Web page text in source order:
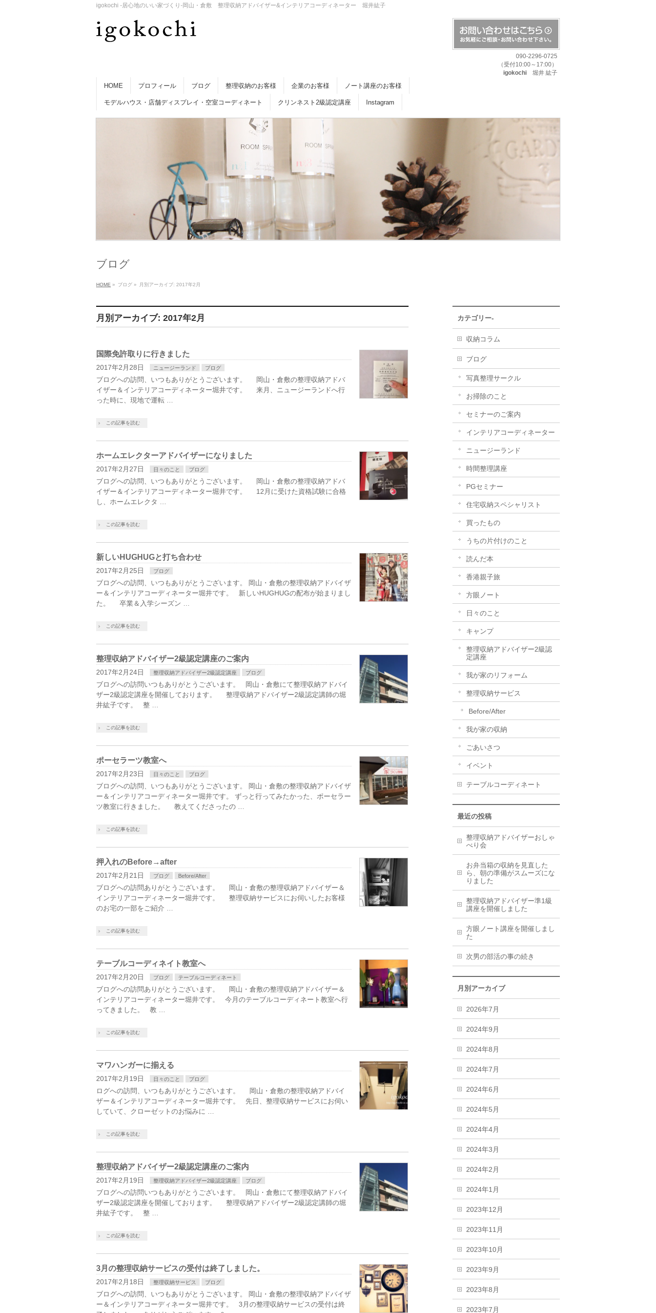
igokochi -居心地のいい家づくり-岡山・倉敷 整理収納アドバイザー&インテリアコーディネーター 堀井紘子
090-2296-0725
（受付10:00～17:00）
igokochi 堀井 紘子
HOME プロフィール ブログ 整理収納のお客様 企業のお客様 ノート講座のお客様
モデルハウス・店舗ディスプレイ・空室コーディネート クリンネスト2級認定講座 Instagram
ブログ
HOME » ブログ » 月別アーカイブ: 2017年2月
月別アーカイブ: 2017年2月
国際免許取りに行きました
2017年2月28日 ニュージーランド ブログ
ブログへの訪問、いつもありがとうございます。 岡山・倉敷の整理収納アドバ
イザー＆インテリアコーディネーター堀井です。 来月、ニュージーランドへ行
った時に、現地で運転 …
この記事を読む
ホームエレクターアドバイザーになりました
2017年2月27日 日々のこと ブログ
ブログへの訪問、いつもありがとうございます。 岡山・倉敷の整理収納アドバ
イザー＆インテリアコーディネーター堀井です。 12月に受けた資格試験に合格
し、ホームエレクタ …
この記事を読む
新しいHUGHUGと打ち合わせ
2017年2月25日 ブログ
ブログへの訪問、いつもありがとうございます。 岡山・倉敷の整理収納アドバイザ
ー＆インテリアコーディネーター堀井です。 新しいHUGHUGの配布が始まりまし
た。 卒業＆入学シーズン …
この記事を読む
整理収納アドバイザー2級認定講座のご案内
2017年2月24日 整理収納アドバイザー2級認定講座 ブログ
ブログへの訪問いつもありがとうございます。 岡山・倉敷にて整理収納アドバイ
ザー2級認定講座を開催しております。 整理収納アドバイザー2級認定講師の堀
井紘子です。 整 …
この記事を読む
ポーセラーツ教室へ
2017年2月23日 日々のこと ブログ
ブログへの訪問、いつもありがとうございます。 岡山・倉敷の整理収納アドバイザ
ー＆インテリアコーディネーター堀井です。 ずっと行ってみたかった、ポーセラー
ツ教室に行きました。 教えてくださったの …
この記事を読む
押入れのBefore→after
2017年2月21日 ブログ Before/After
ブログへの訪問ありがとうございます。 岡山・倉敷の整理収納アドバイザー＆
インテリアコーディネーター堀井です。 整理収納サービスにお伺いしたお客様
のお宅の一部をご紹介 …
この記事を読む
テーブルコーディネイト教室へ
2017年2月20日 ブログ テーブルコーディネート
ブログへの訪問ありがとうございます。 岡山・倉敷の整理収納アドバイザー＆
インテリアコーディネーター堀井です。 今月のテーブルコーディネート教室へ行
ってきました。 教 …
この記事を読む
マワハンガーに揃える
2017年2月19日 日々のこと ブログ
ログへの訪問、いつもありがとうございます。 岡山・倉敷の整理収納アドバイ
ザー＆インテリアコーディネーター堀井です。 先日、整理収納サービスにお伺い
していて、クローゼットのお悩みに …
この記事を読む
整理収納アドバイザー2級認定講座のご案内
2017年2月19日 整理収納アドバイザー2級認定講座 ブログ
ブログへの訪問いつもありがとうございます。 岡山・倉敷にて整理収納アドバイ
ザー2級認定講座を開催しております。 整理収納アドバイザー2級認定講師の堀
井紘子です。 整 …
この記事を読む
3月の整理収納サービスの受付は終了しました。
2017年2月18日 整理収納サービス ブログ
ブログへの訪問、いつもありがとうございます。 岡山・倉敷の整理収納アドバイザ
ー＆インテリアコーディネーター堀井です。 3月の整理収納サービスの受付は終
カテゴリー-
収納コラム
ブログ
写真整理サークル
お掃除のこと
セミナーのご案内
インテリアコーディネーター
ニュージーランド
時間整理講座
PGセミナー
住宅収納スペシャリスト
買ったもの
うちの片付けのこと
読んだ本
香港親子旅
方眼ノート
日々のこと
キャンプ
整理収納アドバイザー2級認
定講座
我が家のリフォーム
整理収納サービス
Before/After
我が家の収納
ごあいさつ
イベント
テーブルコーディネート
最近の投稿
整理収納アドバイザーおしゃ
べり会
お弁当箱の収納を見直した
ら、朝の準備がスムーズにな
りました
整理収納アドバイザー準1級
講座を開催しました
方眼ノート講座を開催しまし
た
次男の部活の事の続き
月別アーカイブ
2026年7月
2024年9月
2024年8月
2024年7月
2024年6月
2024年5月
2024年4月
2024年3月
2024年2月
2024年1月
2023年12月
2023年11月
2023年10月
2023年9月
2023年8月
2023年7月